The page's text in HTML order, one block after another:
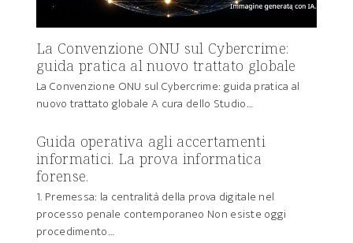
La Convenzione ONU sul Cybercrime:
guida pratica al nuovo trattato globale
La Convenzione ONU sul Cybercrime: guida pratica al
nuovo trattato globale A cura dello Studio…
Guida operativa agli accertamenti
informatici. La prova informatica
forense.
1. Premessa: la centralità della prova digitale nel
processo penale contemporaneo Non esiste oggi
procedimento…